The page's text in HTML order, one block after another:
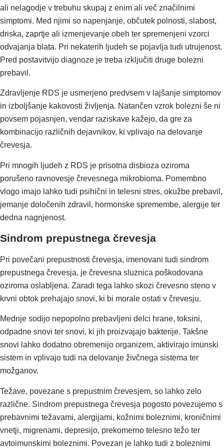
ali nelagodje v trebuhu skupaj z enim ali več značilnimi
simptomi. Med njimi so napenjanje, občutek polnosti, slabost,
driska, zaprtje ali izmenjevanje obeh ter spremenjeni vzorci
odvajanja blata. Pri nekaterih ljudeh se pojavlja tudi utrujenost.
Pred postavitvijo diagnoze je treba izključiti druge bolezni
prebavil.
Zdravljenje RDS je usmerjeno predvsem v lajšanje simptomov
in izboljšanje kakovosti življenja. Natančen vzrok bolezni še ni
povsem pojasnjen, vendar raziskave kažejo, da gre za
kombinacijo različnih dejavnikov, ki vplivajo na delovanje
črevesja.
Pri mnogih ljudeh z RDS je prisotna disbioza oziroma
porušeno ravnovesje črevesnega mikrobioma. Pomembno
vlogo imajo lahko tudi psihični in telesni stres, okužbe prebavil,
jemanje določenih zdravil, hormonske spremembe, alergije ter
dedna nagnjenost.
Sindrom prepustnega črevesja
Pri povečani prepustnosti črevesja, imenovani tudi sindrom
prepustnega črevesja, je črevesna sluznica poškodovana
oziroma oslabljena. Zaradi tega lahko skozi črevesno steno v
krvni obtok prehajajo snovi, ki bi morale ostati v črevesju.
Mednje sodijo nepopolno prebavljeni delci hrane, toksini,
odpadne snovi ter snovi, ki jih proizvajajo bakterije. Takšne
snovi lahko dodatno obremenijo organizem, aktivirajo imunski
sistem in vplivajo tudi na delovanje živčnega sistema ter
možganov.
Težave, povezane s prepustnim črevesjem, so lahko zelo
različne. Sindrom prepustnega črevesja pogosto povezujemo s
prebavnimi težavami, alergijami, kožnimi boleznimi, kroničnimi
vnetji, migrenami, depresijo, prekomerno telesno težo ter
avtoimunskimi boleznimi. Povezan je lahko tudi z boleznimi